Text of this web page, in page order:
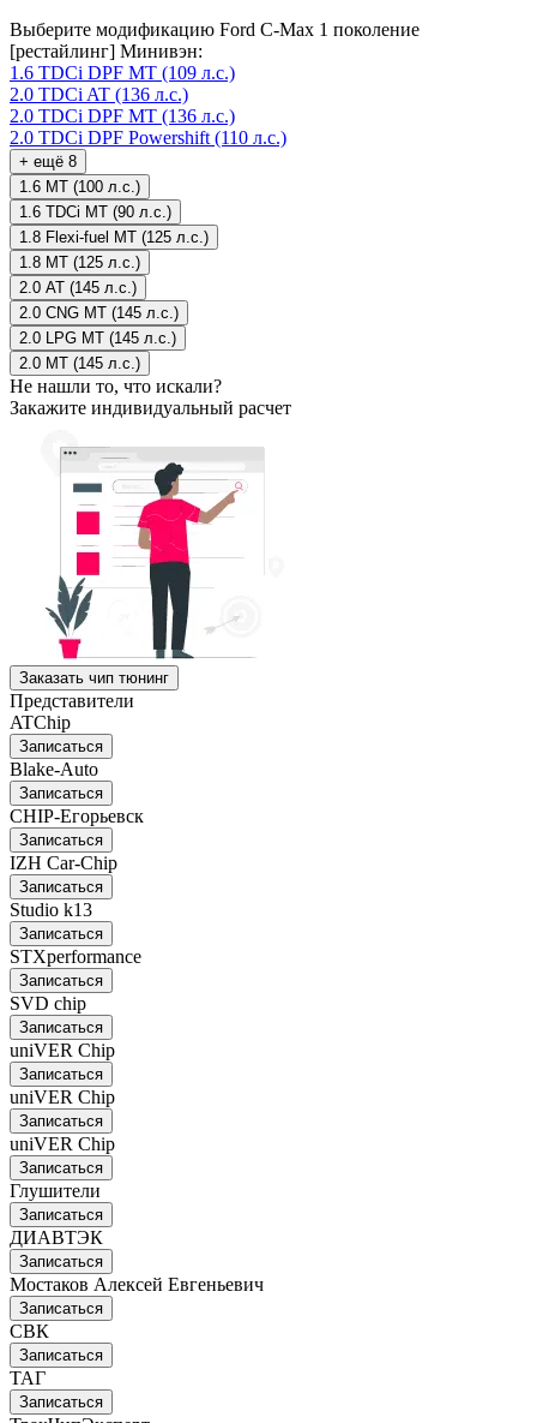
Выберите модификацию Ford C-Max 1 поколение
[рестайлинг] Минивэн:
1.6 TDCi DPF MT (109 л.с.)
2.0 TDCi AT (136 л.с.)
2.0 TDCi DPF MT (136 л.с.)
2.0 TDCi DPF Powershift (110 л.с.)
+ ещё 8
1.6 MT (100 л.с.)
1.6 TDCi MT (90 л.с.)
1.8 Flexi-fuel MT (125 л.с.)
1.8 MT (125 л.с.)
2.0 AT (145 л.с.)
2.0 CNG MT (145 л.с.)
2.0 LPG MT (145 л.с.)
2.0 MT (145 л.с.)
Не нашли то, что искали?
Закажите индивидуальный расчет
Заказать чип тюнинг
Представители
ATChip
Записаться
Blake-Auto
Записаться
CHIP-Егорьевск
Записаться
IZH Car-Chip
Записаться
Studio k13
Записаться
STXperformance
Записаться
SVD chip
Записаться
uniVER Chip
Записаться
uniVER Chip
Записаться
uniVER Chip
Записаться
Глушители
Записаться
ДИАВТЭК
Записаться
Мостаков Алексей Евгеньевич
Записаться
СВК
Записаться
ТАГ
Записаться